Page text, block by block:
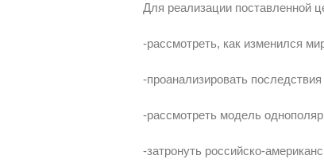
Для реализации поставленной
-рассмотреть, как изменился
-проанализировать
-рассмотреть модель
-затронуть российско-